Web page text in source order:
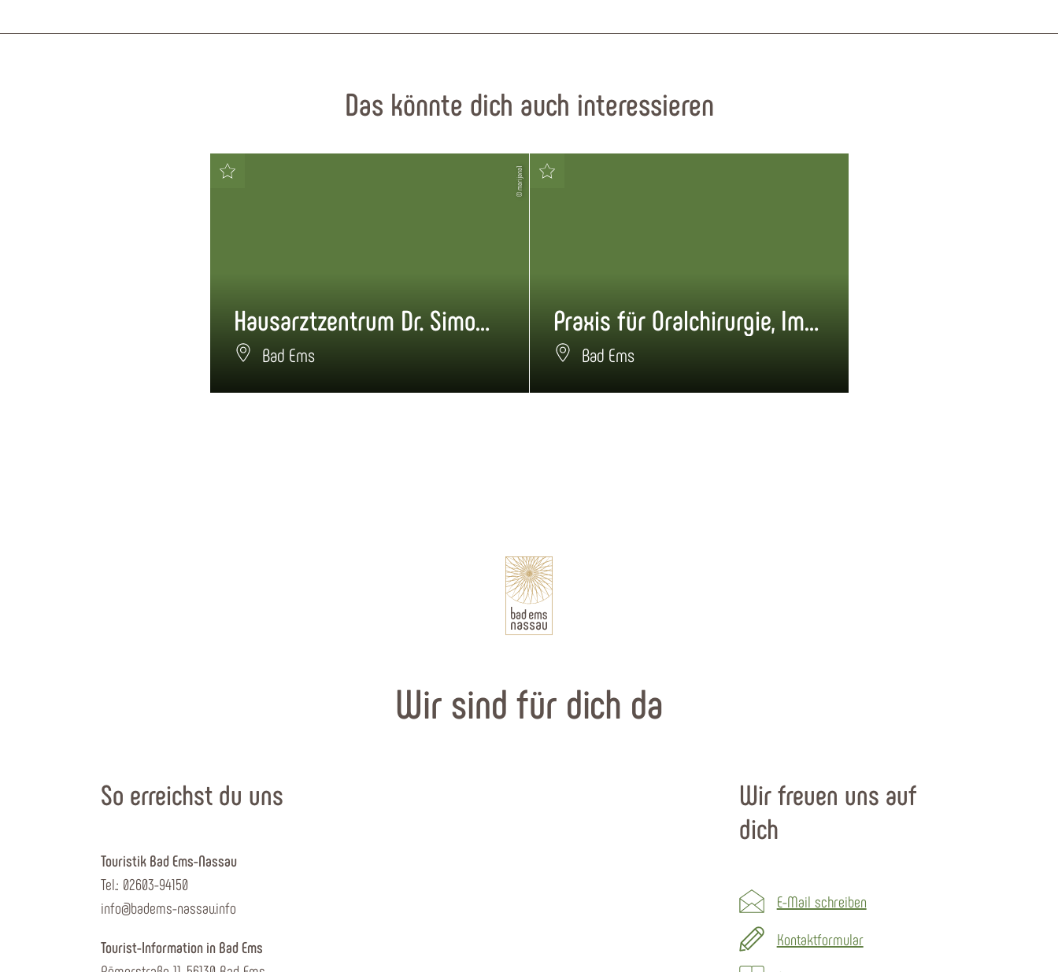
Das könnte dich auch interessieren
© marijana1
Hausarztzentrum Dr. Simons + Dr. Schwab
Bad Ems
Praxis für Oralchirurgie, Implantologie
Bad Ems
Wir sind für dich da
So erreichst du uns
Touristik Bad Ems-Nassau
Tel.: 02603-94150
info@badems-nassau.info
Tourist-Information in Bad Ems
Wir freuen uns auf
dich
E-Mail schreiben
Kontaktformular